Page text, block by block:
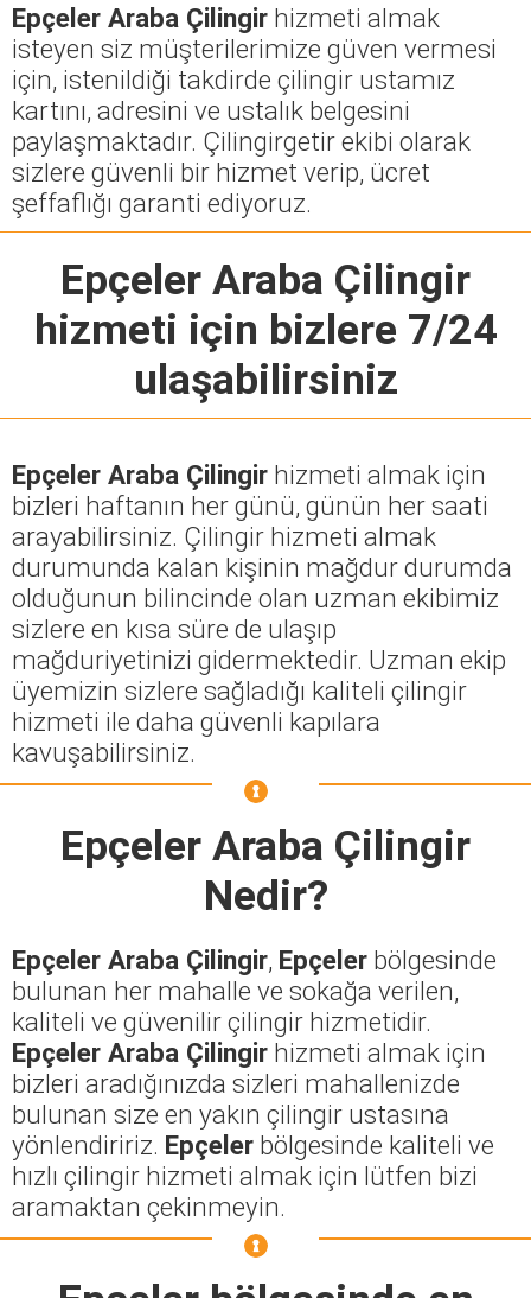
Epçeler Araba Çilingir hizmeti almak
isteyen siz müşterilerimize güven vermesi
için, istenildiği takdirde çilingir ustamız
kartını, adresini ve ustalık belgesini
paylaşmaktadır. Çilingirgetir ekibi olarak
sizlere güvenli bir hizmet verip, ücret
şeffaflığı garanti ediyoruz.
Epçeler Araba Çilingir
hizmeti için bizlere 7/24
ulaşabilirsiniz
Epçeler Araba Çilingir hizmeti almak için
bizleri haftanın her günü, günün her saati
arayabilirsiniz. Çilingir hizmeti almak
durumunda kalan kişinin mağdur durumda
olduğunun bilincinde olan uzman ekibimiz
sizlere en kısa süre de ulaşıp
mağduriyetinizi gidermektedir. Uzman ekip
üyemizin sizlere sağladığı kaliteli çilingir
hizmeti ile daha güvenli kapılara
kavuşabilirsiniz.
Epçeler Araba Çilingir
Nedir?
Epçeler Araba Çilingir, Epçeler bölgesinde
bulunan her mahalle ve sokağa verilen,
kaliteli ve güvenilir çilingir hizmetidir.
Epçeler Araba Çilingir hizmeti almak için
bizleri aradığınızda sizleri mahallenizde
bulunan size en yakın çilingir ustasına
yönlendiririz. Epçeler bölgesinde kaliteli ve
hızlı çilingir hizmeti almak için lütfen bizi
aramaktan çekinmeyin.